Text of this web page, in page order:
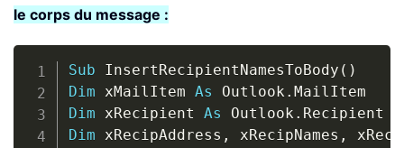
le corps du message :
Sub InsertRecipientNamesToBody ( )
Dim xMailItem As Outlook .
Dim xRecipient As Outlook .
Dim xRecipAddress , xRecipNames ,
Copy